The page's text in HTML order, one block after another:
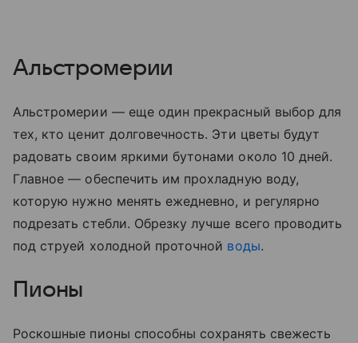
Альстромерии
Альстромерии — еще один прекрасный выбор для
тех, кто ценит долговечность. Эти цветы будут
радовать своим яркими бутонами около 10 дней.
Главное — обеспечить им прохладную воду,
которую нужно менять ежедневно, и регулярно
подрезать стебли. Обрезку лучше всего проводить
под струей холодной проточной воды.
Пионы
Роскошные пионы способны сохранять свежесть